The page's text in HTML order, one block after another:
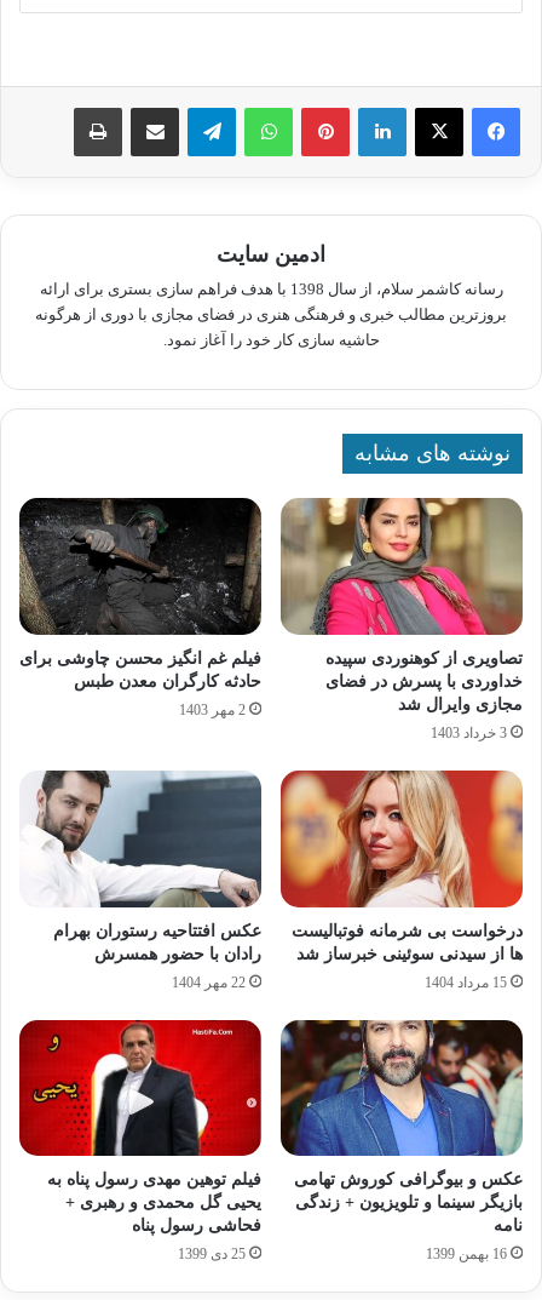
لینکدین پینترستواتس آپ تلگرام اشتراک گذاری از طریق ایمیل چاپ
ادمین سایت
رسانه کاشمر سلام، از سال 1398 با هدف فراهم سازی بستری برای ارائه
بروزترین مطالب خبری و فرهنگی هنری در فضای مجازی با دوری از هرگونه
حاشیه سازی کار خود را آغاز نمود.
نوشته های مشابه
تصاویری از کوهنوردی سپیده
خداوردی با پسرش در فضای
مجازی وایرال شد
3 خرداد 1403
فیلم غم انگیز محسن چاوشی برای
حادثه کارگران معدن طبس
2 مهر 1403
درخواست بی شرمانه فوتبالیست
ها از سیدنی سوئینی خبرساز شد
15 مرداد 1404
عکس افتتاحیه رستوران بهرام
رادان با حضور همسرش
22 مهر 1404
عکس و بیوگرافی کوروش تهامی
بازیگر سینما و تلویزیون + زندگی
نامه
16 بهمن 1399
فیلم توهین مهدی رسول پناه به
یحیی گل محمدی و رهبری +
فحاشی رسول پناه
25 دی 1399